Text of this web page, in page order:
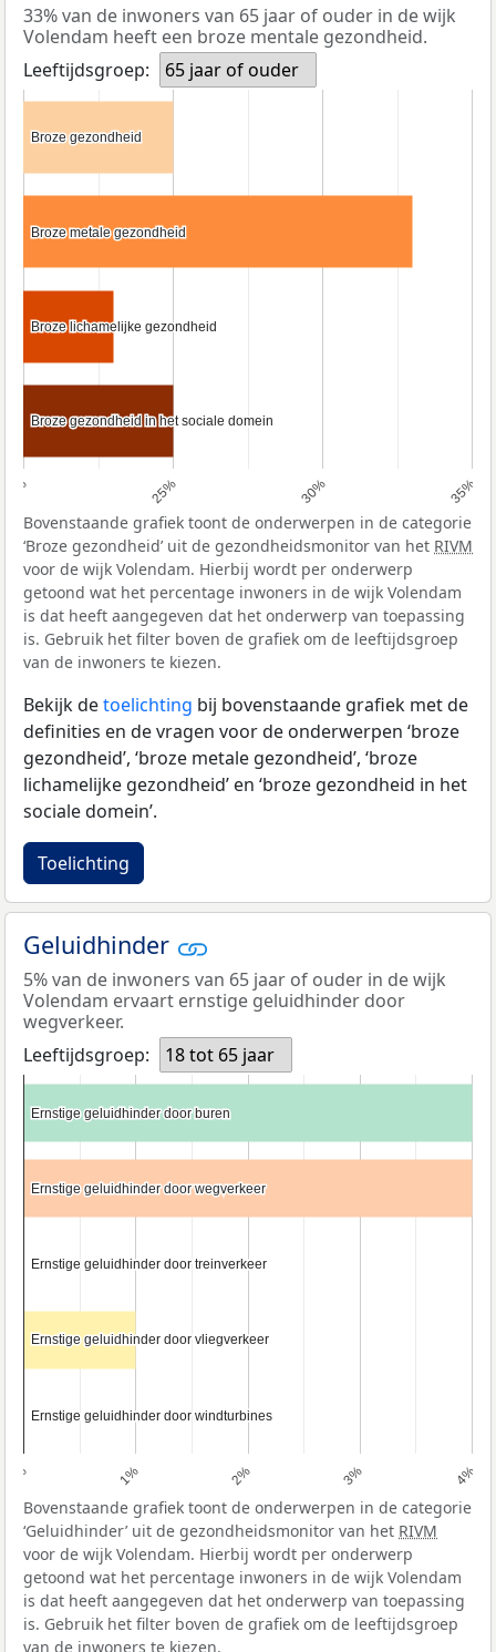
33% van de inwoners van 65 jaar of ouder in de wijk
Volendam heeft een broze mentale gezondheid.
Leeftijdsgroep:
65 jaar of ouder
20% 25% 30% 35%
Broze gezondheid
Broze gezondheid
Broze metale gezondheid
Broze metale gezondheid
Broze lichamelijke gezondheid
Broze lichamelijke gezondheid
Broze gezondheid in het sociale domein
Broze gezondheid in het sociale domein
Bovenstaande grafiek toont de onderwerpen in de categorie
‘Broze gezondheid’ uit de gezondheidsmonitor van het RIVM
voor de wijk Volendam. Hierbij wordt per onderwerp
getoond wat het percentage inwoners in de wijk Volendam
is dat heeft aangegeven dat het onderwerp van toepassing
is. Gebruik het filter boven de grafiek om de leeftijdsgroep
van de inwoners te kiezen.
Bekijk detoelichting bij bovenstaande grafiek met de
definities en de vragen voor de onderwerpen ‘broze
gezondheid’, ‘broze metale gezondheid’, ‘broze
lichamelijke gezondheid’ en ‘broze gezondheid in het
sociale domein’.
Toelichting
Geluidhinder
5% van de inwoners van 65 jaar of ouder in de wijk
Volendam ervaart ernstige geluidhinder door
wegverkeer.
Leeftijdsgroep:
18 tot 65 jaar
0% 1% 2% 3% 4%
Ernstige geluidhinder door buren
Ernstige geluidhinder door buren
Ernstige geluidhinder door wegverkeer
Ernstige geluidhinder door wegverkeer
Ernstige geluidhinder door treinverkeer
Ernstige geluidhinder door treinverkeer
Ernstige geluidhinder door vliegverkeer
Ernstige geluidhinder door vliegverkeer
Ernstige geluidhinder door windturbines
Ernstige geluidhinder door windturbines
Bovenstaande grafiek toont de onderwerpen in de categorie
‘Geluidhinder’ uit de gezondheidsmonitor van het RIVM
voor de wijk Volendam. Hierbij wordt per onderwerp
getoond wat het percentage inwoners in de wijk Volendam
is dat heeft aangegeven dat het onderwerp van toepassing
is. Gebruik het filter boven de grafiek om de leeftijdsgroep
van de inwoners te kiezen.